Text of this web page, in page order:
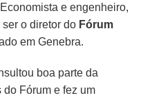
e engenheiro,
o diretor do Fórum
em Genebra.
boa parte da
Fórum e fez um